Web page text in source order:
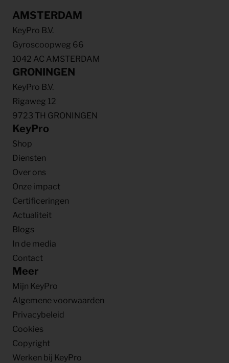
AMSTERDAM
KeyPro B.V.
Gyroscoopweg 66
1042 AC AMSTERDAM
GRONINGEN
KeyPro B.V.
Rigaweg 12
9723 TH GRONINGEN
KeyPro
Shop
Diensten
Over ons
Onze impact
Certificeringen
Actualiteit
Blogs
In de media
Contact
Meer
Mijn KeyPro
Algemene voorwaarden
Privacybeleid
Cookies
Copyright
Werken bij KeyPro